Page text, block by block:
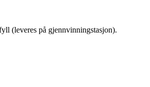
(leveres på gjennvinningstasjon).